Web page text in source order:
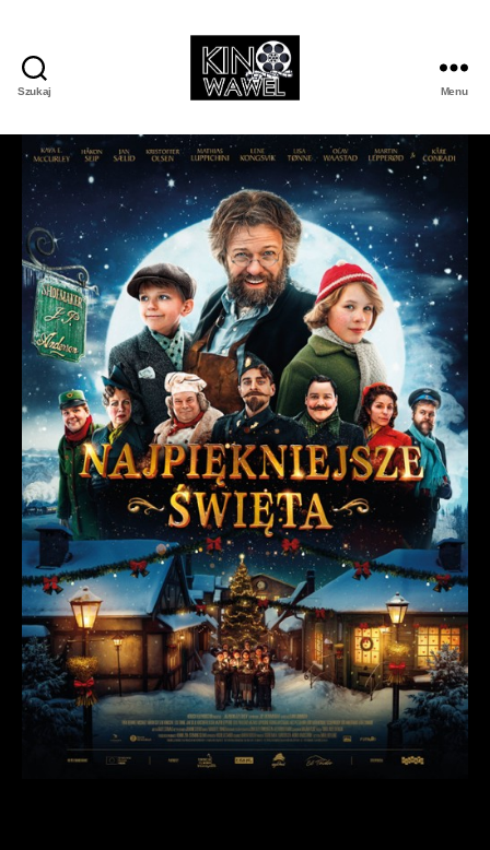
Szukaj
Wawel
w
Wojniczu
Menu